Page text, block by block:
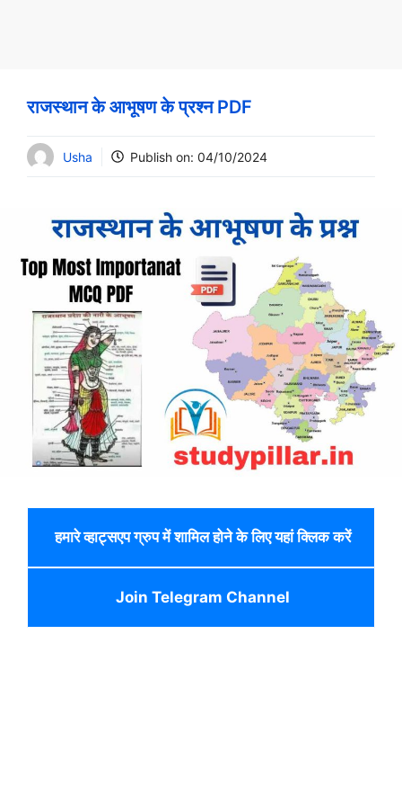
राजस्थान के आभूषण के प्रश्न PDF
Usha Publish on: 04/10/2024
हमारे व्हाट्सएप ग्रुप में शामिल होने के लिए यहां क्लिक करें
Join Telegram Channel